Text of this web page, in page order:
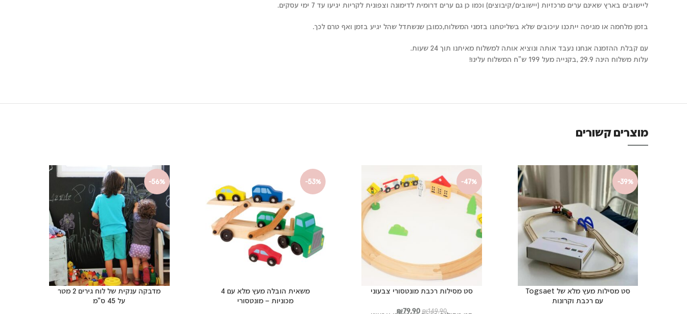
ליישובים בארץ שאינם ערים מרכזיות (יישובים/קיבוצים) וכמו כן גם ערים דרומית לדימונה וצפונית לקריות יגיעו עד 7 ימי עסקים.
בזמן מלחמה או מגיפה ייתכנו עיכובים שלא בשליטתנו בזמני המשלוח,כמובן שנשתדל שהל יגיע בזמן ואף טרם לכך.
עם קבלת ההזמנה אנחנו נעבד אותה ונוציא אותה למשלוח מאיתנו תוך 24 שעות.
עלות משלוח הינה 29.9 ,בקנייה מעל 199 ש"ח המשלוח עלינו!
מוצרים קשורים
-39%
סט מסילות מעץ מלא של Togsaet
עם רכבת וקרונות
-47%
סט מסילות רכבת מונטסורי צבעוני
₪149.90 המחיר₪79.90 המחיר
-53%
משאית הובלה מעץ מלא עם 4
מכוניות – מונטסורי
-56%
מדבקה ענקית של לוח גירים 2 מטר
על 45 ס”מ